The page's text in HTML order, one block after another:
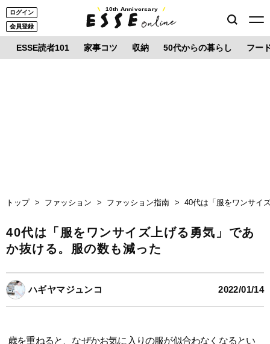
ログイン
会員登録
10th Anniversary
ESSE読者101 家事コツ 収納 50代からの暮らし フー
トップ ファッション ファッション指南 40代は「服をワンサイ
40代は「服をワンサイズ上げる勇気」であ
か抜ける。服の数も減った
ハギヤマジュンコ 2022/01/14
歳を重ねると、なぜかお気に入りの服が似合わなくなるとい